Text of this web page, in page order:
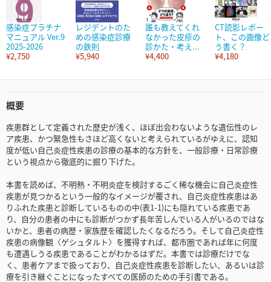
感染症プラチナ
マニュアル Ver.9
2025-2026
¥2,750
レジデントのた
めの感染症診療
の鉄則
¥5,940
誰も教えてくれ
なかった皮疹の
診かた・考え...
¥4,400
CT読影レポー
ト、この画像ど
う書く？
¥4,180
概要
疾患群として定義された歴史が浅く、ほぼ出会わないような遺伝性のレ
ア疾患、かつ緊急性もさほど高くないと考えられているがゆえに、認知
度が低い自己炎症性疾患の診療の基本的な方針を、一般診療・日常診療
という視点から徹底的に掘り下げた。
本書を読めば、不明熱・不明炎症を検討するごく稀な機会に自己炎症性
疾患が見つかるという一般的なイメージが覆され、自己炎症性疾患はあ
りふれた疾患と診断しているものの中(表1-1)にも隠れている疾患であ
り、自分の患者の中にも診断がつかず長年苦しんでいる人がいるのではな
いかと、患者の病歴・家族歴を確認したくなるだろう。そして自己炎症性
疾患の病像観〈ゲシュタルト〉を獲得すれば、都市圏であれば年に何度
も遭遇しうる疾患であることがわかるはずだ。本書では診療だけでな
く、患者ケアまで扱っており、自己炎症性疾患を診断したい、あるいは診
療を引き継ぐことになったすべての医師のための手引書である。